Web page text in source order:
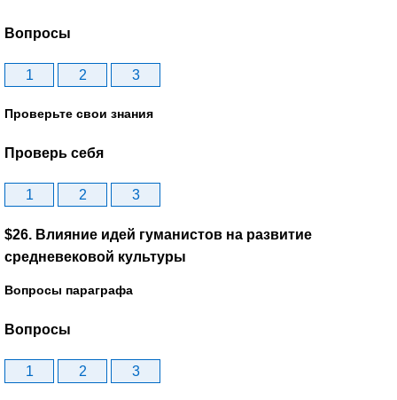
Вопросы
1 2 3
Проверьте свои знания
Проверь себя
1 2 3
$26. Влияние идей гуманистов на развитие
средневековой культуры
Вопросы параграфа
Вопросы
1 2 3